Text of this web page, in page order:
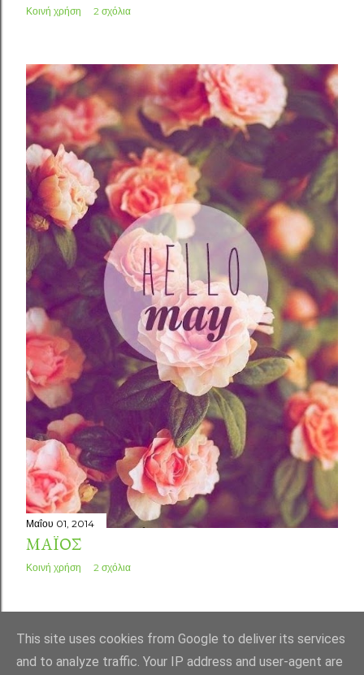
Κοινή χρήση 2 σχόλια
Μαΐου 01, 2014
ΜΆΙΟΣ
Κοινή χρήση 2 σχόλια
ΠΑΛΑΙΌΤΕΡΕΣ ΑΝΑΡΤΉΣΕΙΣ
This site uses cookies from Google to deliver its services
and to analyze traffic. Your IP address and user-agent are